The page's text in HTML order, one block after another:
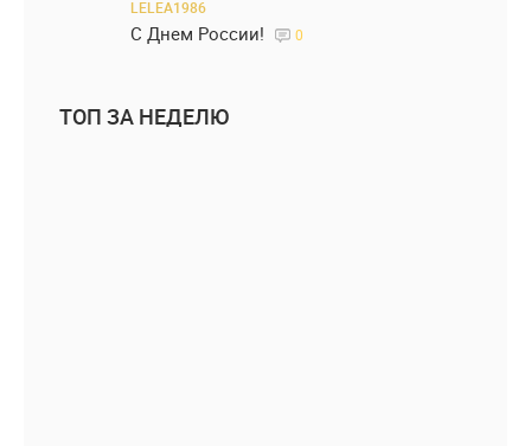
LELEA1986
С Днем России! 0
ТОП ЗА НЕДЕЛЮ